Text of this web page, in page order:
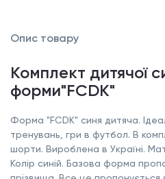
Опис товару
Комплект дитячої
форми"FCDK"
Форма "FCDK" синя дитяча.
тренувань, гри в футбол. В
шорти. Вироблена в Україні.
Колір синій. Базова форма